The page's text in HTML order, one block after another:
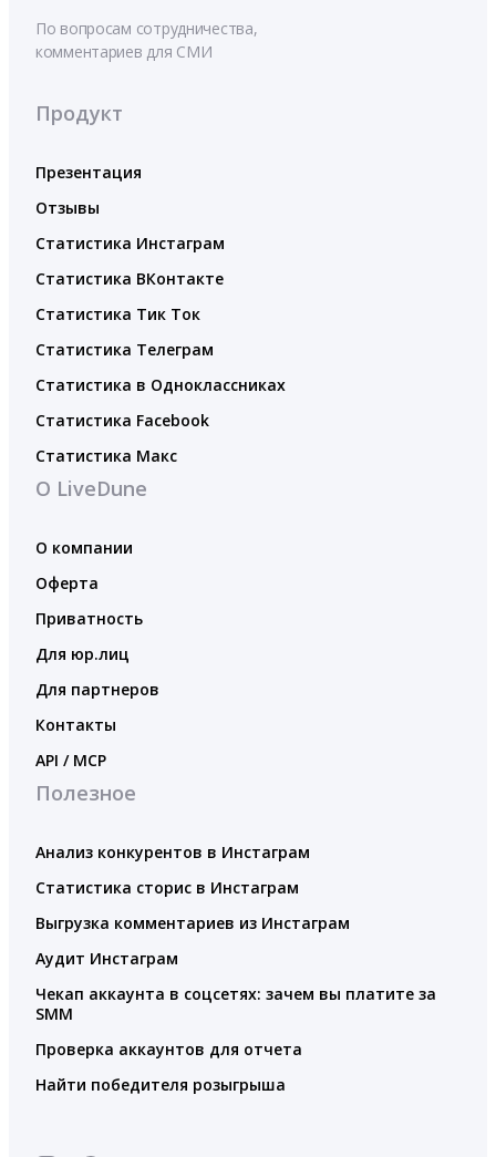
По вопросам сотрудничества,
комментариев для СМИ
Продукт
Презентация
Отзывы
Статистика Инстаграм
Статистика ВКонтакте
Статистика Тик Ток
Статистика Телеграм
Статистика в Одноклассниках
Статистика Facebook
Статистика Макс
О LiveDune
О компании
Оферта
Приватность
Для юр.лиц
Для партнеров
Контакты
API / MCP
Полезное
Анализ конкурентов в Инстаграм
Статистика сторис в Инстаграм
Выгрузка комментариев из Инстаграм
Аудит Инстаграм
Чекап аккаунта в соцсетях: зачем вы платите за
SMM
Проверка аккаунтов для отчета
Найти победителя розыгрыша